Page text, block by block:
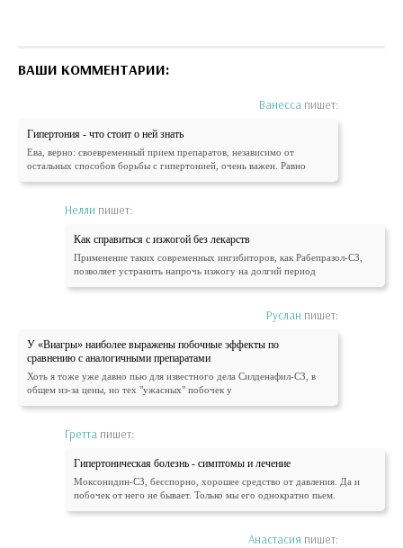
ВАШИ КОММЕНТАРИИ:
Ванесса пишет:
Гипертония - что стоит о ней знать
Ева, верно: своевременный прием препаратов, независимо от
остальных способов борьбы с гипертонией, очень важен. Равно
Нелли пишет:
Как справиться с изжогой без лекарств
Применение таких современных ингибиторов, как Рабепразол-СЗ,
позволяет устранить напрочь изжогу на долгий период
Руслан пишет:
У «Виагры» наиболее выражены побочные эффекты по
сравнению с аналогичными препаратами
Хоть я тоже уже давно пью для известного дела Силденафил-СЗ, в
общем из-за цены, но тех "ужасных" побочек у
Гретта пишет:
Гипертоническая болезнь - симптомы и лечение
Моксонидин-СЗ, бесспорно, хорошее средство от давления. Да и
побочек от него не бывает. Только мы его однократно пьем.
Анастасия пишет: